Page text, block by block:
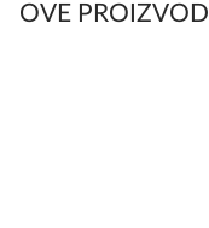
OVE